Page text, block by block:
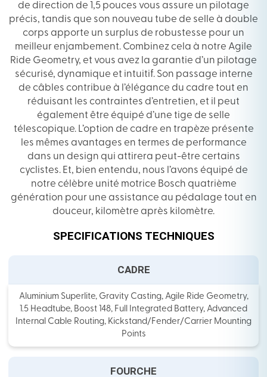
de direction de 1,5 pouces vous assure un pilotage
précis, tandis que son nouveau tube de selle à double
corps apporte un surplus de robustesse pour un
meilleur enjambement. Combinez cela à notre Agile
Ride Geometry, et vous avez la garantie d’un pilotage
sécurisé, dynamique et intuitif. Son passage interne
de câbles contribue à l’élégance du cadre tout en
réduisant les contraintes d’entretien, et il peut
également être équipé d’une tige de selle
télescopique. L’option de cadre en trapèze présente
les mêmes avantages en termes de performance
dans un design qui attirera peut-être certains
cyclistes. Et, bien entendu, nous l’avons équipé de
notre célèbre unité motrice Bosch quatrième
génération pour une assistance au pédalage tout en
douceur, kilomètre après kilomètre.
SPECIFICATIONS TECHNIQUES
CADRE
Aluminium Superlite, Gravity Casting, Agile Ride Geometry,
1.5 Headtube, Boost 148, Full Integrated Battery, Advanced
Internal Cable Routing, Kickstand/Fender/Carrier Mounting
Points
FOURCHE